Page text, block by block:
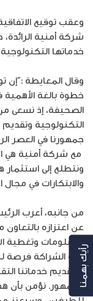
وعقب توقيع
شركة أمنية
خدماتها
وقال المعايطة :”إن
خطوة بالغة الأهمية
الصحيفة، إذ نسعى من
التكنولوجية
جمهورنا في العصر
مع شركة أمنية هي
ونتطلع إلى استثمار
والابتكارات في مجال
من جانبه، أعرب
عن اعتزازه
المعلومات وتغطية
هذه الشراكة فرصة
ولتقديم خدماتنا
الجمهور. نؤمن بأنرأيك بهمنا